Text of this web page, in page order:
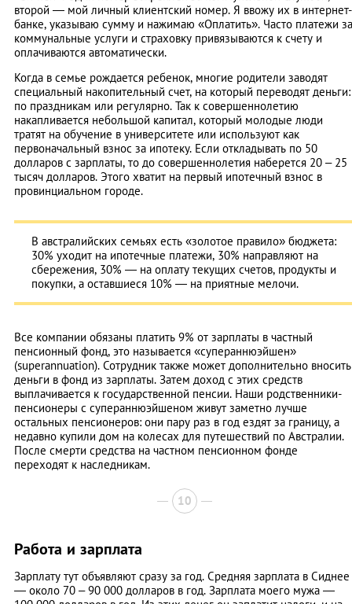
второй — мой личный клиентский номер. Я ввожу их в интернет-
банке, указываю сумму и нажимаю «Оплатить». Часто платежи за
коммунальные услуги и страховку привязываются к счету и
оплачиваются автоматически.
Когда в семье рождается ребенок, многие родители заводят
специальный накопительный счет, на который переводят деньги:
по праздникам или регулярно. Так к совершеннолетию
накапливается небольшой капитал, который молодые люди
тратят на обучение в университете или используют как
первоначальный взнос за ипотеку. Если откладывать по 50
долларов с зарплаты, то до совершеннолетия наберется 20 – 25
тысяч долларов. Этого хватит на первый ипотечный взнос в
провинциальном городе.
В австралийских семьях есть «золотое правило» бюджета:
30% уходит на ипотечные платежи, 30% направляют на
сбережения, 30% — на оплату текущих счетов, продукты и
покупки, а оставшиеся 10% — на приятные мелочи.
Все компании обязаны платить 9% от зарплаты в частный
пенсионный фонд, это называется «супераннюэйшен»
(superannuation). Сотрудник также может дополнительно вносить
деньги в фонд из зарплаты. Затем доход с этих средств
выплачивается к государственной пенсии. Наши родственники-
пенсионеры с супераннюэйшеном живут заметно лучше
остальных пенсионеров: они пару раз в год ездят за границу, а
недавно купили дом на колесах для путешествий по Австралии.
После смерти средства на частном пенсионном фонде
переходят к наследникам.
10
Работа и зарплата
Зарплату тут объявляют сразу за год. Средняя зарплата в Сиднее
— около 70 – 90 000 долларов в год. Зарплата моего мужа —